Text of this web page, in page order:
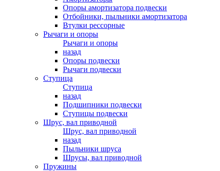
Опоры амортизатора подвески
Отбойники, пыльники амортизатора
Втулки рессорные
Рычаги и опоры
Рычаги и опоры
назад
Опоры подвески
Рычаги подвески
Ступица
Ступица
назад
Подшипники подвески
Ступицы подвески
Шрус, вал приводной
Шрус, вал приводной
назад
Пыльники шруса
Шрусы, вал приводной
Пружины